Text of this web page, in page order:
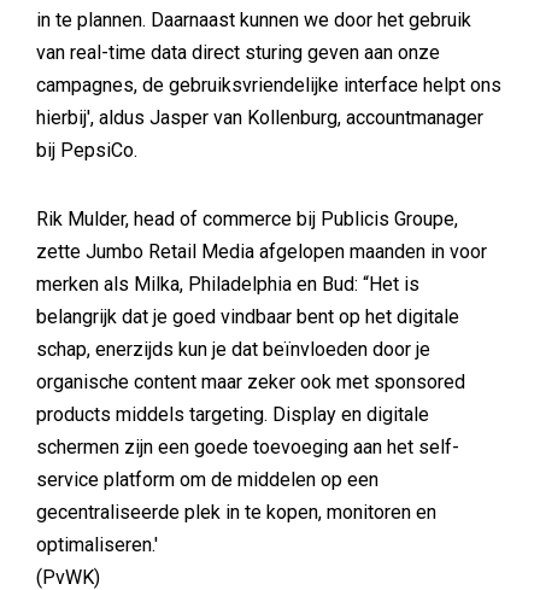
in te plannen. Daarnaast kunnen we door het gebruik
van real-time data direct sturing geven aan onze
campagnes, de gebruiksvriendelijke interface helpt ons
hierbij', aldus Jasper van Kollenburg, accountmanager
bij PepsiCo.
Rik Mulder, head of commerce bij Publicis Groupe,
zette Jumbo Retail Media afgelopen maanden in voor
merken als Milka, Philadelphia en Bud: “Het is
belangrijk dat je goed vindbaar bent op het digitale
schap, enerzijds kun je dat beïnvloeden door je
organische content maar zeker ook met sponsored
products middels targeting. Display en digitale
schermen zijn een goede toevoeging aan het self-
service platform om de middelen op een
gecentraliseerde plek in te kopen, monitoren en
optimaliseren.'
(PvWK)